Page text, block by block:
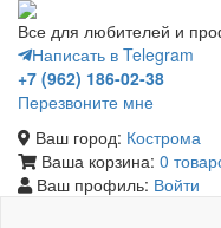
Все для любителей и
Написать в Telegram
+7 (962) 186-02-38
Перезвоните мне
Ваш город: Кострома
Ваша корзина: 0
Ваш профиль: Войти